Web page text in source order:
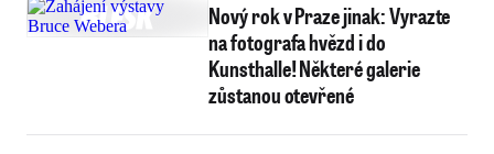
Nový rok v Praze jinak: Vyrazte
na fotografa hvězd i do
Kunsthalle! Některé galerie
zůstanou otevřené